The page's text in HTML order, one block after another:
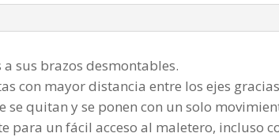
sus brazos desmontables.
con mayor distancia entre los ejes
quitan y se ponen con un solo
para un fácil acceso al maletero, incluso